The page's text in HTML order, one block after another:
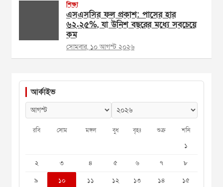
শিক্ষা
এসএসসির ফল প্রকাশ: পাসের হার
৬২.২৫%, যা উনিশ বছরের মধ্যে সবচেয়ে
কম
সোমবার, ১০ আগস্ট ২০২৬
আর্কাইভ
রবি সোম মঙ্গল বুধ বৃহঃ শুক্র শনি
১
২
৩ ৪ ৫ ৬ ৭
৮
৯
১০ ১১ ১২ ১৩ ১৪ ১৫